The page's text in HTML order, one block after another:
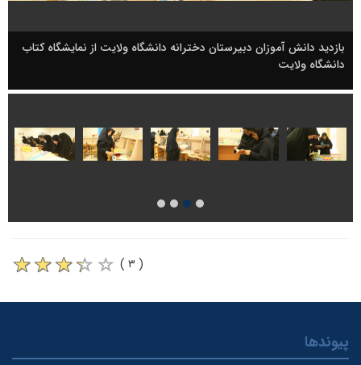
بازدید دانش آموزان دبیرستان دخترانه دانشگاه ولایت از نمایشگاه کتاب
دانشگاه ولایت
( ۳ )
پیوندها